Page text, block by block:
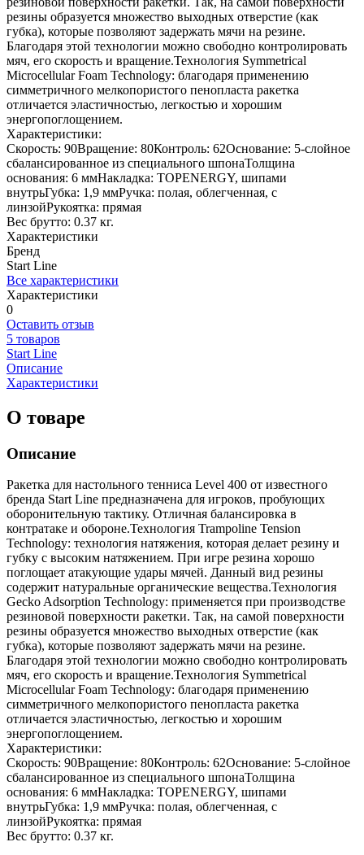
резины образуется множество выходных отверстие (как
губка), которые позволяют задержать мячи на резине.
Благодаря этой технологии можно свободно контролировать
мяч, его скорость и вращение.Технология Symmetrical
Microcellular Foam Technology: благодаря применению
симметричного мелкопористого пенопласта ракетка
отличается эластичностью, легкостью и хорошим
энергопоглощением.
Характеристики:
Скорость: 90Вращение: 80Контроль: 62Основание: 5-слойное
сбалансированное из специального шпонаТолщина
основания: 6 ммНакладка: TOPENERGY, шипами
внутрьГубка: 1,9 ммРучка: полая, облегченная, с
линзойРукоятка: прямая
Вес брутто: 0.37 кг.
Характеристики
Бренд
Start Line
Все характеристики
Характеристики
0
Оставить отзыв
5 товаров
Start Line
Описание
Характеристики
О товаре
Описание
Ракетка для настольного тенниса Level 400 от известного
бренда Start Line предназначена для игроков, пробующих
оборонительную тактику. Отличная балансировка в
контратаке и обороне.Технология Trampoline Tension
Technology: технология натяжения, которая делает резину и
губку с высоким натяжением. При игре резина хорошо
поглощает атакующие удары мячей. Данный вид резины
содержит натуральные органические вещества.Технология
Gecko Adsorption Technology: применяется при производстве
резиновой поверхности ракетки. Так, на самой поверхности
резины образуется множество выходных отверстие (как
губка), которые позволяют задержать мячи на резине.
Благодаря этой технологии можно свободно контролировать
мяч, его скорость и вращение.Технология Symmetrical
Microcellular Foam Technology: благодаря применению
симметричного мелкопористого пенопласта ракетка
отличается эластичностью, легкостью и хорошим
энергопоглощением.
Характеристики:
Скорость: 90Вращение: 80Контроль: 62Основание: 5-слойное
сбалансированное из специального шпонаТолщина
основания: 6 ммНакладка: TOPENERGY, шипами
внутрьГубка: 1,9 ммРучка: полая, облегченная, с
линзойРукоятка: прямая
Вес брутто: 0.37 кг.